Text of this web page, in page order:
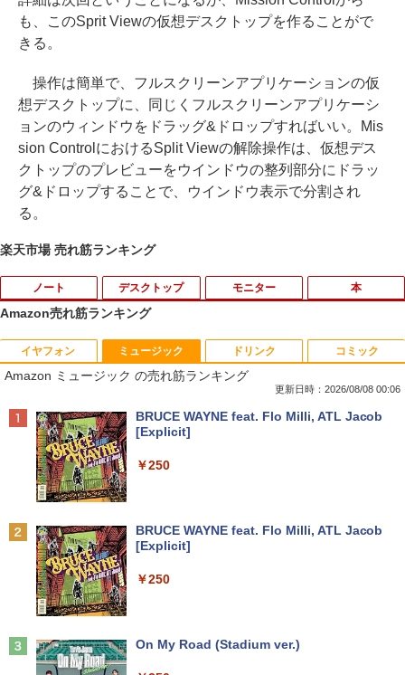
も、このSprit Viewの仮想デスクトップを作ることがで
きる。
操作は簡単で、フルスクリーンアプリケーションの仮
想デスクトップに、同じくフルスクリーンアプリケーシ
ョンのウィンドウをドラッグ&ドロップすればいい。Mis
sion ControlにおけるSplit Viewの解除操作は、仮想デス
クトップのプレビューをウインドウの整列部分にドラッ
グ&ドロップすることで、ウインドウ表示で分割され
る。
楽天市場 売れ筋ランキング
ノート デスクトップ モニター 本
1
数学 大学入試問題解答集 2026 国公立大
編
￥5,665
目黒三吉 ]
領地改革に励みます〜the letter from Bo
Amazon売れ筋ランキング
イヤフォン
Anker Soundcore P40i オフホワイト
Anker Soundcore P31i ホワイト
Anker Soundcore Liberty 5 ミッドナイトブ
ミュージック
Amazon ミュージック の売れ筋ランキング
更新日時：2026/08/08 00:06
BRUCE WAYNE feat. Flo Milli, ATL Jacob
[Explicit]
￥250
BRUCE WAYNE feat. Flo Milli, ATL Jacob
[Explicit]
￥250
On My Road (Stadium ver.)
ドリンク コミック